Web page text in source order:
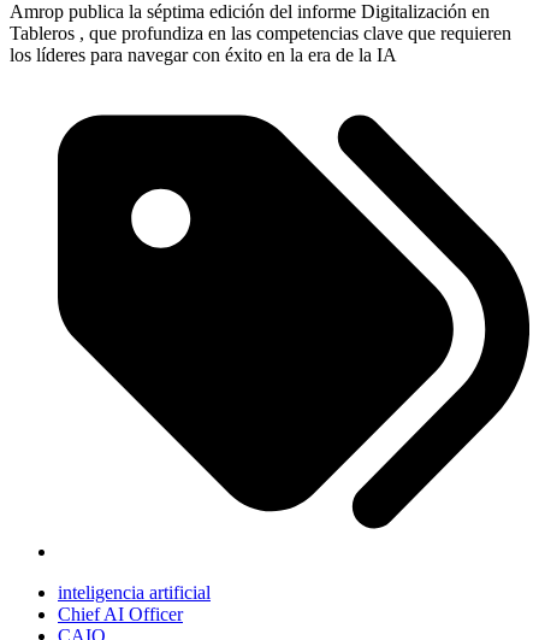
Amrop publica la séptima edición del informe Digitalización en
Tableros , que profundiza en las competencias clave que requieren
los líderes para navegar con éxito en la era de la IA
inteligencia artificial
Chief AI Officer
CAIO